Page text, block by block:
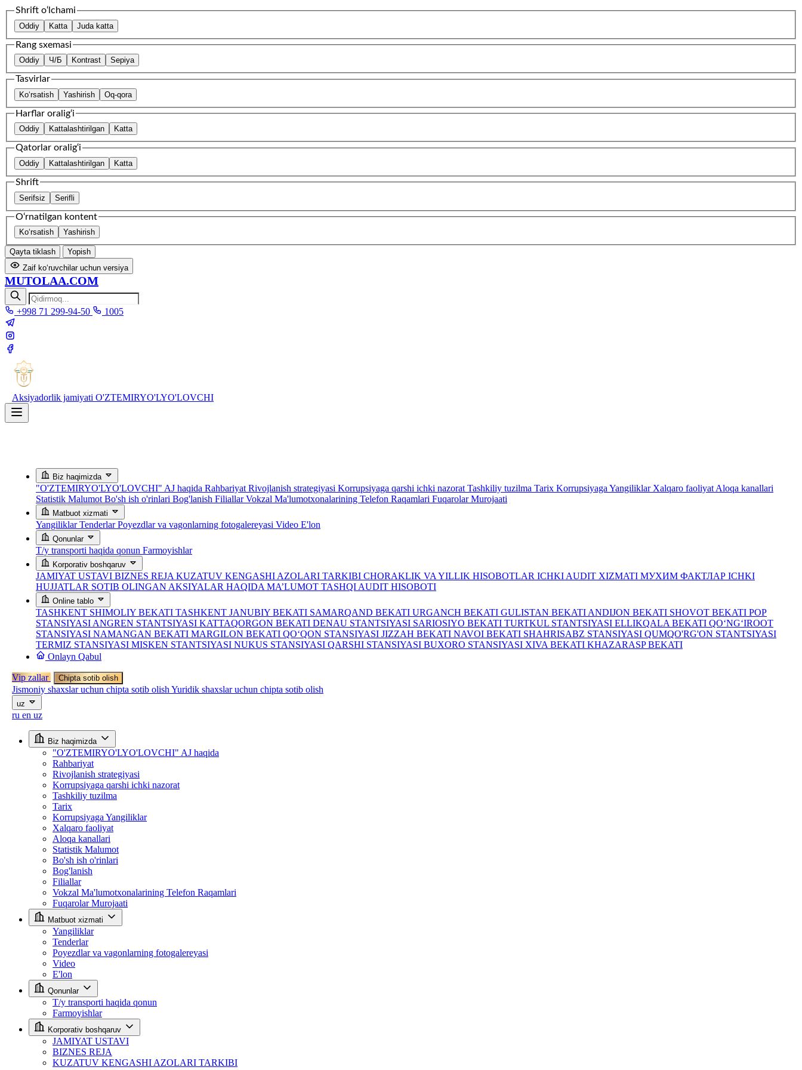
Shrift o‘lchami
Oddiy Katta Juda katta
Rang sxemasi
Oddiy Ч/Б Kontrast Sepiya
Tasvirlar
Ko‘rsatish Yashirish Oq-qora
Harflar oralig‘i
Oddiy Kattalashtirilgan Katta
Qatorlar oralig‘i
Oddiy Kattalashtirilgan Katta
Shrift
Serifsiz Serifli
O‘rnatilgan kontent
Ko‘rsatish Yashirish
Qayta tiklash
Yopish
Zaif ko‘ruvchilar uchun versiya
MUTOLAA.COM
+998 71 299-94-50 1005
Aksiyadorlik jamiyati O'ZTEMIRYO'LYO'LOVCHI
Biz haqimizda
"O'ZTEMIRYO'LYO'LOVCHI" AJ haqida Rahbariyat Rivojlanish strategiyasi Korrupsiyaga qarshi ichki nazorat Tashkiliy tuzilma Tarix Korrupsiyaga Yangiliklar Xalqaro faoliyat Aloqa kanallari
Statistik Malumot Bo'sh ish o'rinlari Bog'lanish FiliallarVokzal Ma'lumotxonalarining Telefon Raqamlari Fuqarolar Murojaati
Matbuot xizmati
YangiliklarTenderlarPoyezdlar va vagonlarning fotogalereyasi Video E'lon
Qonunlar
T/y transporti haqida qonun Farmoyishlar
Korporativ boshqaruv
JAMIYAT USTAVI BIZNES REJA KUZATUV KENGASHI AZOLARI TARKIBI CHORAKLIK VA YILLIK HISOBOTLAR ICHKI AUDIT XIZMATI МУХИМ ФАКТЛАР ICHKI
HUJJATLAR SOTIB OLINGAN AKSIYALAR HAQIDA MA’LUMOT TASHQI AUDIT HISOBOTI
Online tablo
TASHKENT SHIMOLIY BEKATI TASHKENT JANUBIY BEKATI SAMARQAND BEKATI URGANCH BEKATI GULISTAN BEKATI ANDIJON BEKATI SHOVOT BEKATI POP
STANSIYASI ANGREN STANTSIYASI KATTAQORGON BEKATI DENAU STANTSIYASI SARIOSIYO BEKATI TURTKUL STANTSIYASI ELLIKQALA BEKATI QO‘NG‘IROOT
STANSIYASI NAMANGAN BEKATI MARGILON BEKATI QO‘QON STANSIYASI JIZZAH BEKATI NAVOI BEKATI SHAHRISABZ STANSIYASI QUMQO'RG'ON STANTSIYASI
TERMIZ STANSIYASI MISKEN STANTSIYASI NUKUS STANSIYASI QARSHI STANSIYASI BUXORO STANSIYASI XIVA BEKATI KHAZARASP BEKATI
Onlayn Qabul
Vip zallar Chipta sotib olish
Jismoniy shaxslar uchun chipta sotib olish Yuridik shaxslar uchun chipta sotib olish
uz
ru en uz
Biz haqimizda
"O'ZTEMIRYO'LYO'LOVCHI" AJ haqida
Rahbariyat
Rivojlanish strategiyasi
Korrupsiyaga qarshi ichki nazorat
Tashkiliy tuzilma
Tarix
Korrupsiyaga Yangiliklar
Xalqaro faoliyat
Aloqa kanallari
Statistik Malumot
Bo'sh ish o'rinlari
Bog'lanish
Filiallar
Vokzal Ma'lumotxonalarining Telefon Raqamlari
Fuqarolar Murojaati
Matbuot xizmati
Yangiliklar
Tenderlar
Poyezdlar va vagonlarning fotogalereyasi
Video
E'lon
Qonunlar
T/y transporti haqida qonun
Farmoyishlar
Korporativ boshqaruv
JAMIYAT USTAVI
BIZNES REJA
KUZATUV KENGASHI AZOLARI TARKIBI